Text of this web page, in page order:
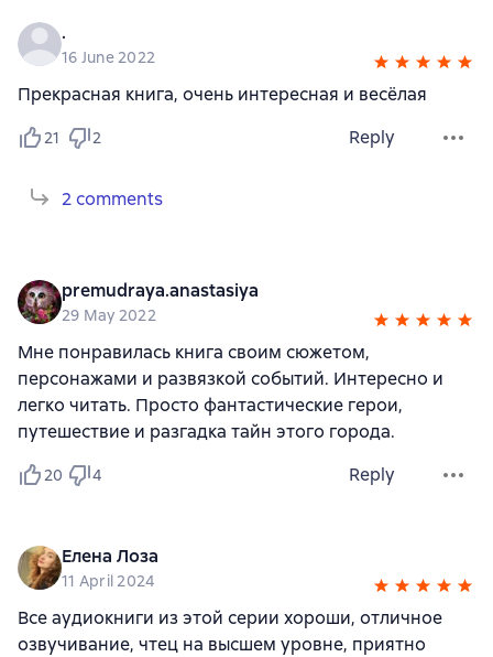
.
16 June 2022
Прекрасная книга, очень интересная и весёлая
21 2 Reply
2 comments
premudraya.anastasiya
29 May 2022
Мне понравилась книга своим сюжетом,
персонажами и развязкой событий. Интересно и
легко читать. Просто фантастические герои,
путешествие и разгадка тайн этого города.
20 4 Reply
Елена Лоза
11 April 2024
Все аудиокниги из этой серии хороши, отличное
озвучивание, чтец на высшем уровне, приятно